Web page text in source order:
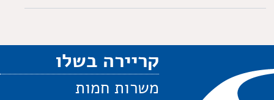
קריירה בשלו
משרות חמות